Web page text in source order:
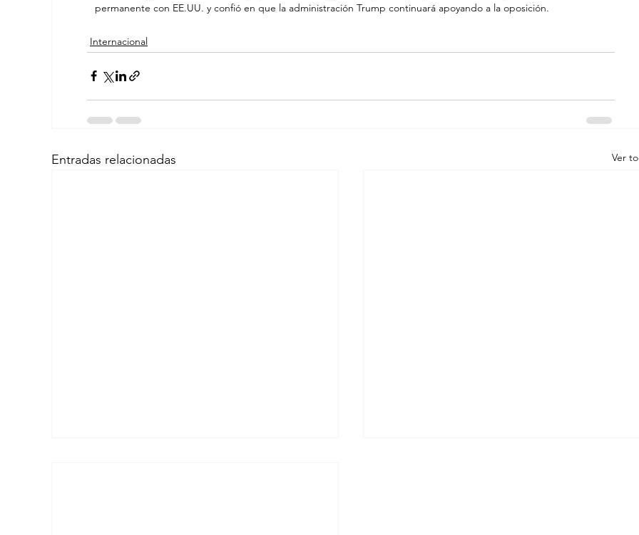
permanente con EE.UU. y confió en que la administración Trump continuará apoyando a la oposición.
Internacional
Entradas relacionadas Ver